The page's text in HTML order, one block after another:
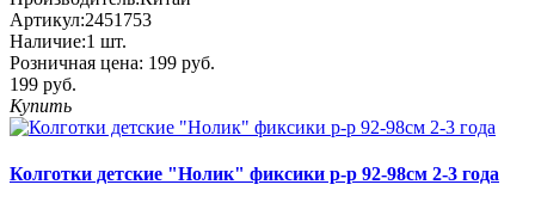
Артикул:2451753
Наличие:1 шт.
Розничная цена: 199 руб.
199 руб.
Купить
Колготки детские "Нолик" фиксики р-р 92-98см 2-3 года